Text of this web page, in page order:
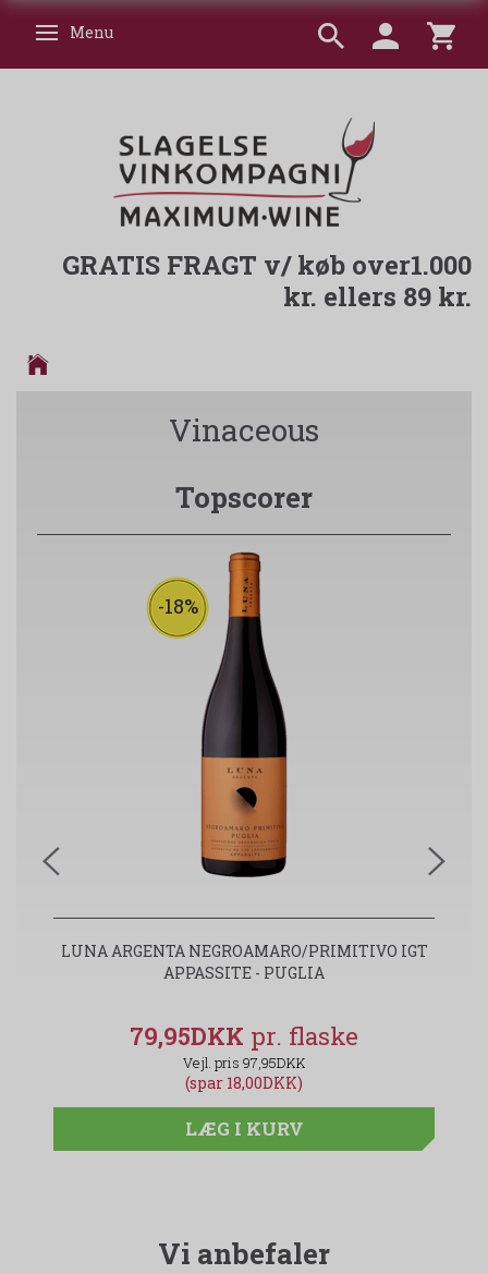
Skifte navigation
Menu
GRATIS FRAGT v/ køb over1.000
kr. ellers 89 kr.
Vinaceous
Topscorer
-18%
LUNA ARGENTA NEGROAMARO/PRIMITIVO IGT
APPASSITE - PUGLIA
79,95DKK
97,95DKK
(spar 18,00DKK)
LÆG I KURV
Vi anbefaler